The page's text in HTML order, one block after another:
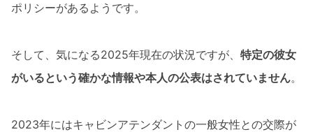
ポリシーがあるようです。
そして、気になる2025年現在の状況ですが、 特定の彼女
がいるという確かな情報や本人の公表はされていません。
2023年にはキャビンアテンダントの一般女性との交際が